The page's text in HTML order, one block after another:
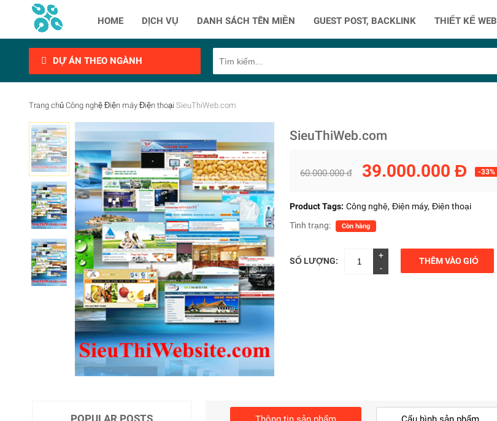
HOME DỊCH VỤ DANH SÁCH TÊN MIỀN GUEST POST, BACKLINK THIẾT KẾ WEB
DỰ ÁN THEO NGÀNH
Trang chủ Công nghệ Điện máy Điện thoại SieuThiWeb.com
SieuThiWeb.com
60.000.000 đ 39.000.000 Đ -33%
Product Tags: Công nghệ Điện máy Điện thoại
Tình trạng:
Còn hàng
SỐ LƯỢNG:
+
-
THÊM VÀO GIỎ
POPULAR POSTS